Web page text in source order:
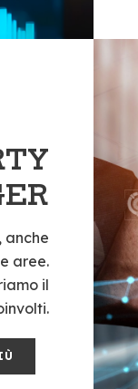
anche
aree.
il